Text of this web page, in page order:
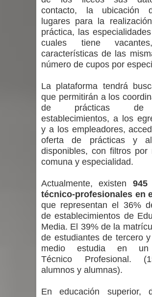
contacto, la ubicación
lugares para la
práctica, las
cuales tiene
características de las
número de cupos por
La plataforma tendrá
que permitirán a los
de prácticas
establecimientos, a los
y a los empleadores,
oferta de prácticas y
disponibles, con filtros por
comuna y especialidad.
Actualmente, existen 945
técnico-profesionales en
que representan el 36%
de establecimientos de
Media. El 39% de la
de estudiantes de tercero
medio estudia en
Técnico Profesional.
alumnos y alumnas).
En educación superior,